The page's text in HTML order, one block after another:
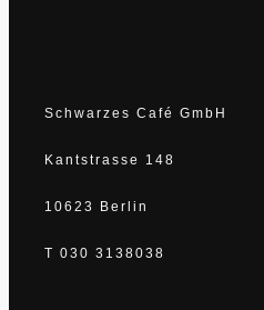
Schwarzes Café GmbH
Kantstrasse 148
10623 Berlin
T 030 3138038